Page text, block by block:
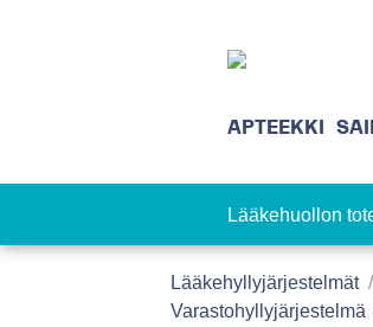
APTEEKKI
Lääkehuollon
Lääkehyllyjärjestelmät
Varastohyllyjärjestelmä